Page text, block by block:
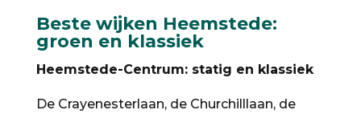
Beste wijken Heemstede:
groen en klassiek
Heemstede-Centrum: statig en klassiek
De Crayenesterlaan, de Churchilllaan, de